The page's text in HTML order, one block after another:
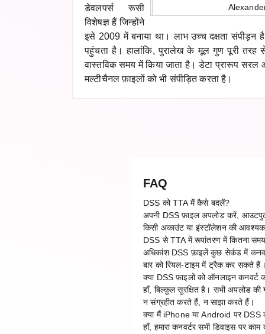
डेवलपर्स रूसी
विशेषज्ञ हैं जिन्होंने
इसे 2009 में बनाया था। लाभ उच्च दक्षता
पहुंचता है। हालांकि, पुरालेख के मूल गुण पूरी तरह से
वास्तविक समय में किया जाता है। डेटा प्रारूप
मल्टीचैनल फ़ाइलों को भी संपीड़ित करता है।
FAQ
DSS को TTA में कैसे बदलें?
अपनी DSS फ़ाइल अपलोड करें,
किसी अकाउंट या इंस्टॉलेशन की
DSS से TTA में रूपांतरण में कितना
अधिकांश DSS फ़ाइलें कुछ सेकंड में
बार को रियल-टाइम में ट्रैक कर सकते
क्या DSS फ़ाइलों को ऑनलाइन कनवर्ट
हाँ, बिल्कुल सुरक्षित है। सभी अपलोड
न संग्रहीत करते हैं, न साझा करते हैं।
क्या मैं iPhone या Android पर DSS
हाँ, हमारा कनवर्टर सभी डिवाइस